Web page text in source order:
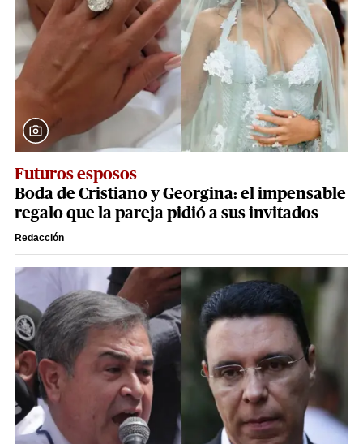
Futuros esposos
Boda de Cristiano y Georgina: el impensable
regalo que la pareja pidió a sus invitados
Redacción